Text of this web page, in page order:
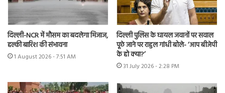
दिल्ली-NCR में मौसम का बदलेगा मिजाज,
हल्की बारिश की संभावना
1 August 2026 - 7:51 AM
दिल्ली पुलिस के घायल जवानों पर सवाल
पूछे जाने पर राहुल गांधी बोले- ‘आप बीजेपी
के हो क्या?’
31 July 2026 - 2:28 PM